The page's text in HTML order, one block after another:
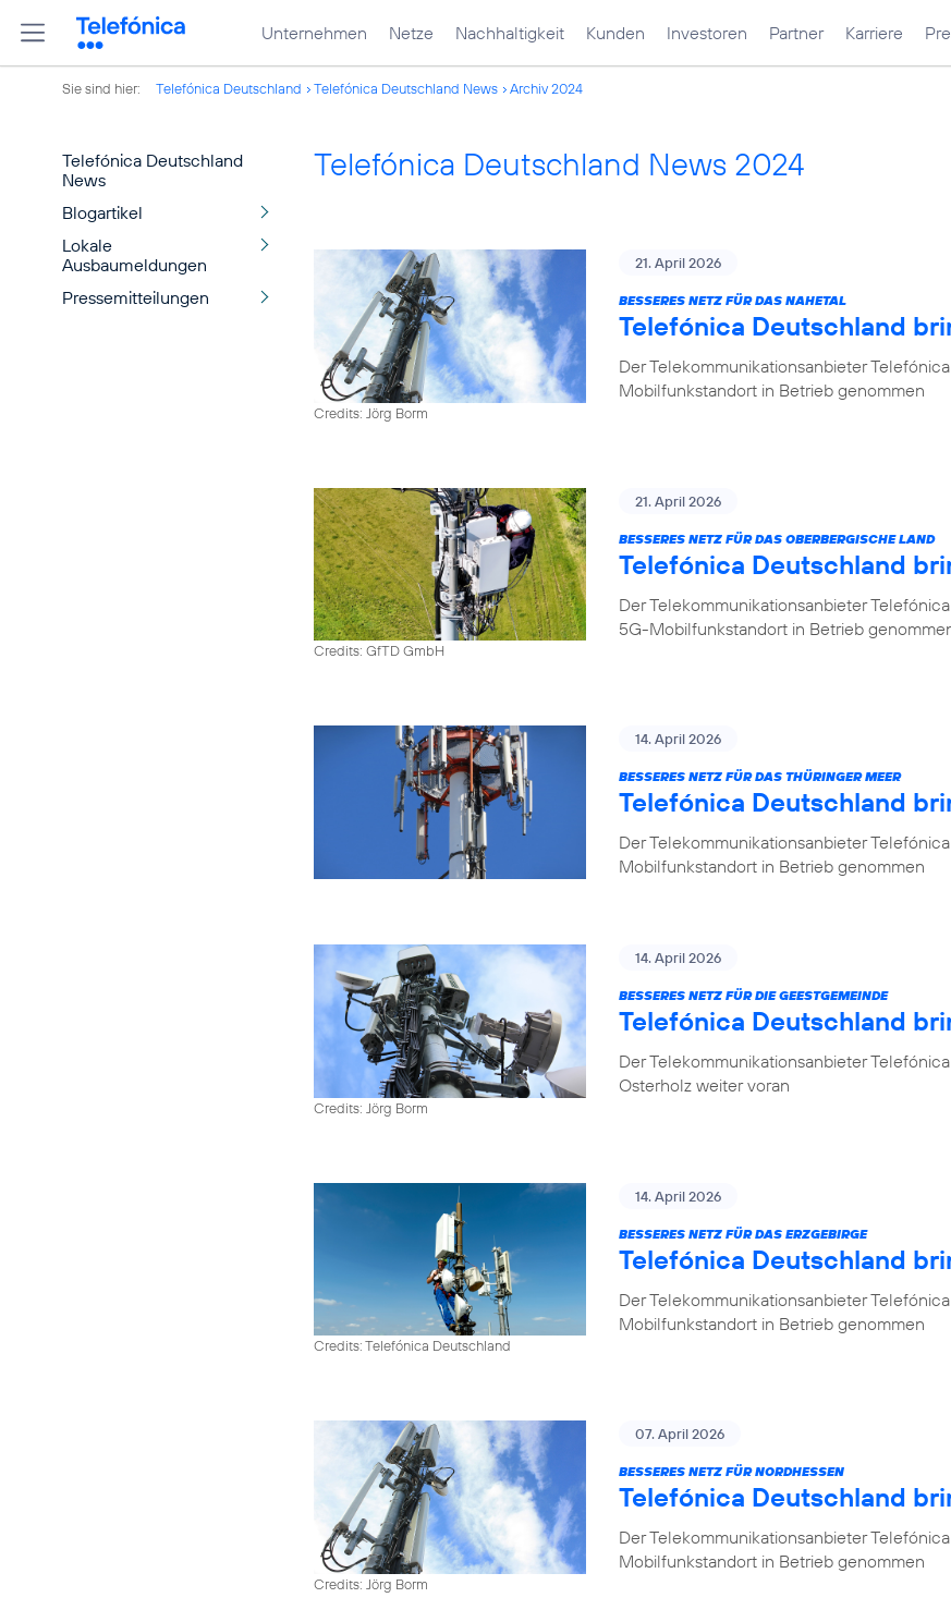
Unternehmen Netze Nachhaltigkeit Kunden Investoren Partner Karriere
Sie sind hier: Telefónica Deutschland Telefónica Deutschland News Archiv 2024
Telefónica Deutschland
News
Blogartikel
Lokale
Ausbaumeldungen
Pressemitteilungen
Telefónica Deutschland News 2024
Credits: Jörg Borm
21. April 2026
BESSERES NETZ FÜR DAS NAHETAL
Telefónica Deutschland
Der Telekommunikationsanbieter
Mobilfunkstandort in Betrieb genommen
Credits: GfTD GmbH
21. April 2026
BESSERES NETZ FÜR DAS OBERBERGISCHE LAND
Telefónica Deutschland
Der Telekommunikationsanbieter
5G-Mobilfunkstandort in Betrieb
14. April 2026
BESSERES NETZ FÜR DAS THÜRINGER MEER
Telefónica Deutschland
Der Telekommunikationsanbieter
Mobilfunkstandort in Betrieb genommen
Credits: Jörg Borm
14. April 2026
BESSERES NETZ FÜR DIE GEESTGEMEINDE
Telefónica Deutschland
Der Telekommunikationsanbieter
Osterholz weiter voran
Credits: Telefónica Deutschland
14. April 2026
BESSERES NETZ FÜR DAS ERZGEBIRGE
Telefónica Deutschland
Der Telekommunikationsanbieter
Mobilfunkstandort in Betrieb genommen
Credits: Jörg Borm
07. April 2026
BESSERES NETZ FÜR NORDHESSEN
Telefónica Deutschland
Der Telekommunikationsanbieter
Mobilfunkstandort in Betrieb genommen